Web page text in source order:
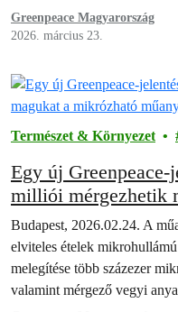
Greenpeace Magyarország
2026. március 23.
Természet & Környezet
Egy új Greenpeace-
milliói mérgezhetik
műanyag
Budapest, 2026.02.24. A
elviteles ételek
melegítése több százezer
valamint mérgező vegyi